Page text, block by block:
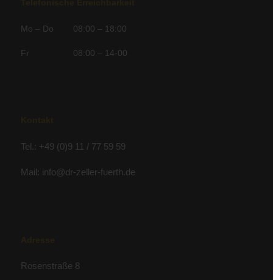
Mo – Do 08:00 – 18:00
Fr 08:00 – 14-00
Tel.: +49 (0)9 11 / 77 59 59
Mail: info@dr-zeller-fuerth.de
Rosenstraße 8